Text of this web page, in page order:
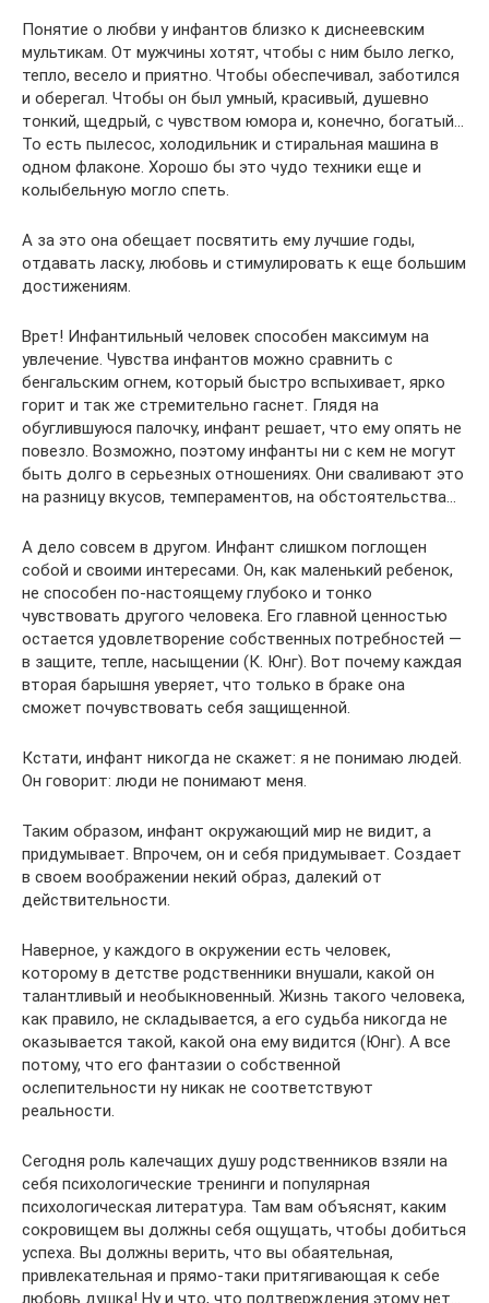
Понятие о любви у инфантов близко к диснеевским
мультикам. От мужчины хотят, чтобы с ним было легко,
тепло, весело и приятно. Чтобы обеспечивал, заботился
и оберегал. Чтобы он был умный, красивый, душевно
тонкий, щедрый, с чувством юмора и, конечно, богатый…
То есть пылесос, холодильник и стиральная машина в
одном флаконе. Хорошо бы это чудо техники еще и
колыбельную могло спеть.
А за это она обещает посвятить ему лучшие годы,
отдавать ласку, любовь и стимулировать к еще большим
достижениям.
Врет! Инфантильный человек способен максимум на
увлечение. Чувства инфантов можно сравнить с
бенгальским огнем, который быстро вспыхивает, ярко
горит и так же стремительно гаснет. Глядя на
обуглившуюся палочку, инфант решает, что ему опять не
повезло. Возможно, поэтому инфанты ни с кем не могут
быть долго в серьезных отношениях. Они сваливают это
на разницу вкусов, темпераментов, на обстоятельства…
А дело совсем в другом. Инфант слишком поглощен
собой и своими интересами. Он, как маленький ребенок,
не способен по-настоящему глубоко и тонко
чувствовать другого человека. Его главной ценностью
остается удовлетворение собственных потребностей —
в защите, тепле, насыщении (К. Юнг). Вот почему каждая
вторая барышня уверяет, что только в браке она
сможет почувствовать себя защищенной.
Кстати, инфант никогда не скажет: я не понимаю людей.
Он говорит: люди не понимают меня.
Таким образом, инфант окружающий мир не видит, а
придумывает. Впрочем, он и себя придумывает. Создает
в своем воображении некий образ, далекий от
действительности.
Наверное, у каждого в окружении есть человек,
которому в детстве родственники внушали, какой он
талантливый и необыкновенный. Жизнь такого человека,
как правило, не складывается, а его судьба никогда не
оказывается такой, какой она ему видится (Юнг). А все
потому, что его фантазии о собственной
ослепительности ну никак не соответствуют
реальности.
Сегодня роль калечащих душу родственников взяли на
себя психологические тренинги и популярная
психологическая литература. Там вам объяснят, каким
сокровищем вы должны себя ощущать, чтобы добиться
успеха. Вы должны верить, что вы обаятельная,
привлекательная и прямо-таки притягивающая к себе
любовь душка! Ну и что, что подтверждения этому нет…